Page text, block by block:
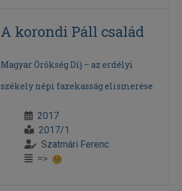
A korondi Páll család
Magyar Örökség Díj – az erdélyi
székely népi fazekasság elismerése
2017
2017/1
Szatmári Ferenc
=>